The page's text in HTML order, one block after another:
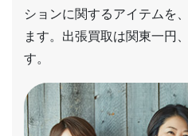
ションに関するアイテムを
ます。出張買取は関東一円
す。